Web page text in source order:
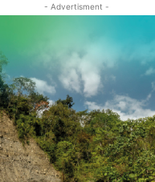
- Advertisment -